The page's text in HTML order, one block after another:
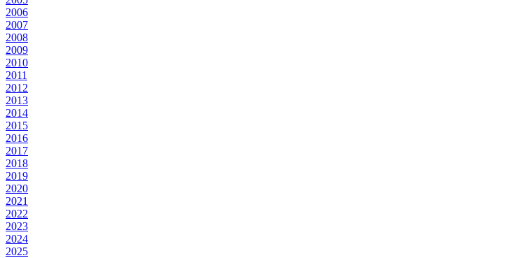
2006
2007
2008
2009
2010
2011
2012
2013
2014
2015
2016
2017
2018
2019
2020
2021
2022
2023
2024
2025